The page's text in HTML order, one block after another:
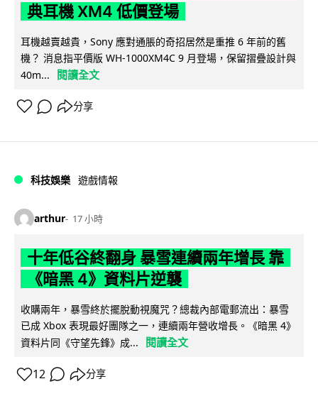
典耳機 XM4 低價登場
耳機越賣越貴，Sony 應對通脹的奇招居然是重推 6 年前的舊
機？ 消息指平價版 WH-1000XM4C 9 月登場，保留摺疊設計與
40m...
閱讀全文
分享
科技娛樂 遊戲情報
arthur 17 小時
十年低谷終翻身 暴雪連續兩年增長 靠
《暗黑 4》資料片逆襲
收購兩年，暴雪終於擺脫動視魔咒？總裁內部電郵流出：暴雪
已成 Xbox 表現最好團隊之一，連續兩年營收增長。《暗黑 4》
資料片同《守望先鋒》成...
閱讀全文
12 分享